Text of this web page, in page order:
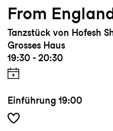
From
Tanzstück von Hofesh
Grosses Haus
19:30 - 20:30
Einführung 19:00